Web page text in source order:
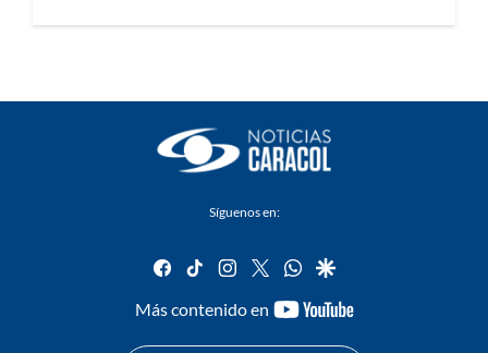
Síguenos en:
facebook
tiktok instagram
twitterwhatsapp
google
Más contenido en
youtube-